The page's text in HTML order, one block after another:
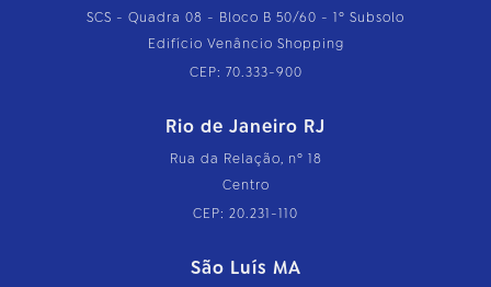
SCS - Quadra 08 - Bloco B 50/60 - 1º Subsolo
Edifício Venâncio Shopping
CEP: 70.333-900
Rio de Janeiro RJ
Rua da Relação, nº 18
Centro
CEP: 20.231-110
São Luís MA